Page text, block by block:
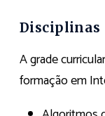
Disciplinas
A grade
formação em